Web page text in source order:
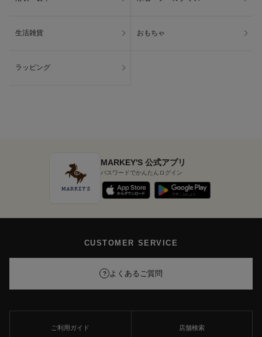
生活雑貨 おもちゃ
ラッピング
MARKEY'S 公式アプリ
パスワードでかんたんログイン
CUSTOMER SERVICE
? よくあるご質問
ご利用ガイド 店舗検索